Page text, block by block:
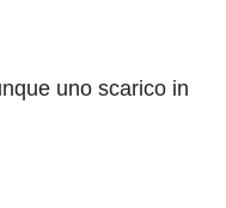
uno scarico in